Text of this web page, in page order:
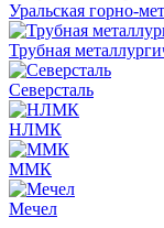
Уральская горно-
Трубная
Северсталь
НЛМК
ММК
Мечел